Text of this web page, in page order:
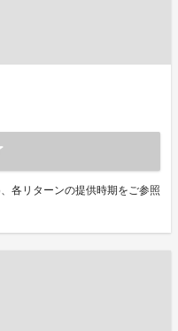
各リターンの提供時期をご参照